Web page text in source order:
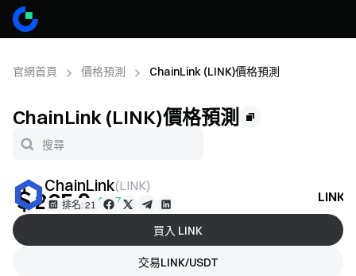
官網首頁 價格預測 ChainLink (LINK)價格預測
ChainLink (LINK)價格預測
ChainLink(LINK)
排名: 21 LINK
＄265.9+0.37%
買入 LINK
交易LINK/USDT